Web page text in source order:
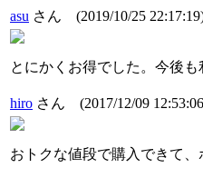
asu さん (2019/10/25
とにかくお得でした。今後も
hiro さん (2017/12/09
おトクな値段で購入できて、